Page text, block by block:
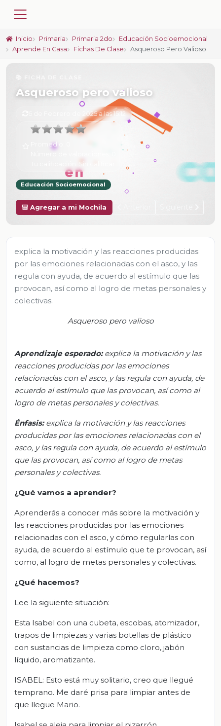
Inicio Primaria Primaria 2do
Educación Socioemocional
Aprende En Casa
Fichas De Clase Asqueroso Pero Valioso
Asqueroso pero valioso
6 de Febrero de 2025 a las 15:12
Promedio:
Sin calificar
Educación Socioemocional
🎒 Agregar a mi Mochila
explica la motivación y las reacciones producidas
por las emociones relacionadas con el asco, y las
regula con ayuda, de acuerdo al estímulo que las
provocan, así como al logro de metas personales y
colectivas.
Asqueroso pero valioso
Aprendizaje esperado: explica la motivación y las
reaccionesproducidas por las emociones
relacionadas con el asco, y las regula con ayuda, de
acuerdo al estímulo que lasprovocan, así como al
logro de metas personales y colectivas.
Énfasis: explica la motivación y las reacciones
producidas por las emociones relacionadas con el
asco, y las regula con ayuda, de acuerdo al estímulo
que lasprovocan, así como al logro de metas
personales y colectivas.
¿Qué vamos a aprender?
Aprenderás a conocer más sobre la motivación y
las reacciones producidas por las emociones
relacionadas con el asco, y cómo regularlas con
ayuda, de acuerdo al estímulo que te provocan, así
como, al logro de metas personales y colectivas.
¿Qué hacemos?
Lee la siguiente situación:
Esta Isabel con una cubeta, escobas, atomizador,
trapos de limpiezas y varias botellas de plástico
con sustancias de limpieza como cloro, jabón
líquido, aromatizante.
ISABEL: Esto está muy solitario, creo que llegué
temprano. Me daré prisa para limpiar antes de
que llegue Mario.